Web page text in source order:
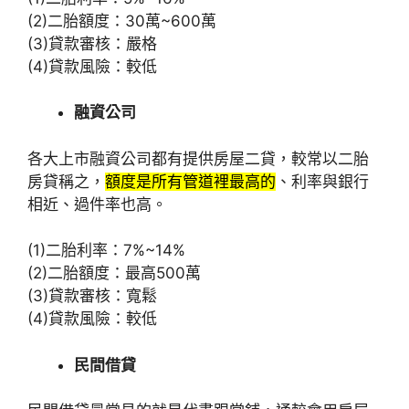
(2)二胎額度：30萬~600萬
(3)貸款審核：嚴格
(4)貸款風險：較低
融資公司
各大上市融資公司都有提供房屋二貸，較常以二胎
房貸稱之， 額度是所有管道裡最高的 、利率與銀行
相近、過件率也高。
(1)二胎利率：7%~14%
(2)二胎額度：最高500萬
(3)貸款審核：寬鬆
(4)貸款風險：較低
民間借貸